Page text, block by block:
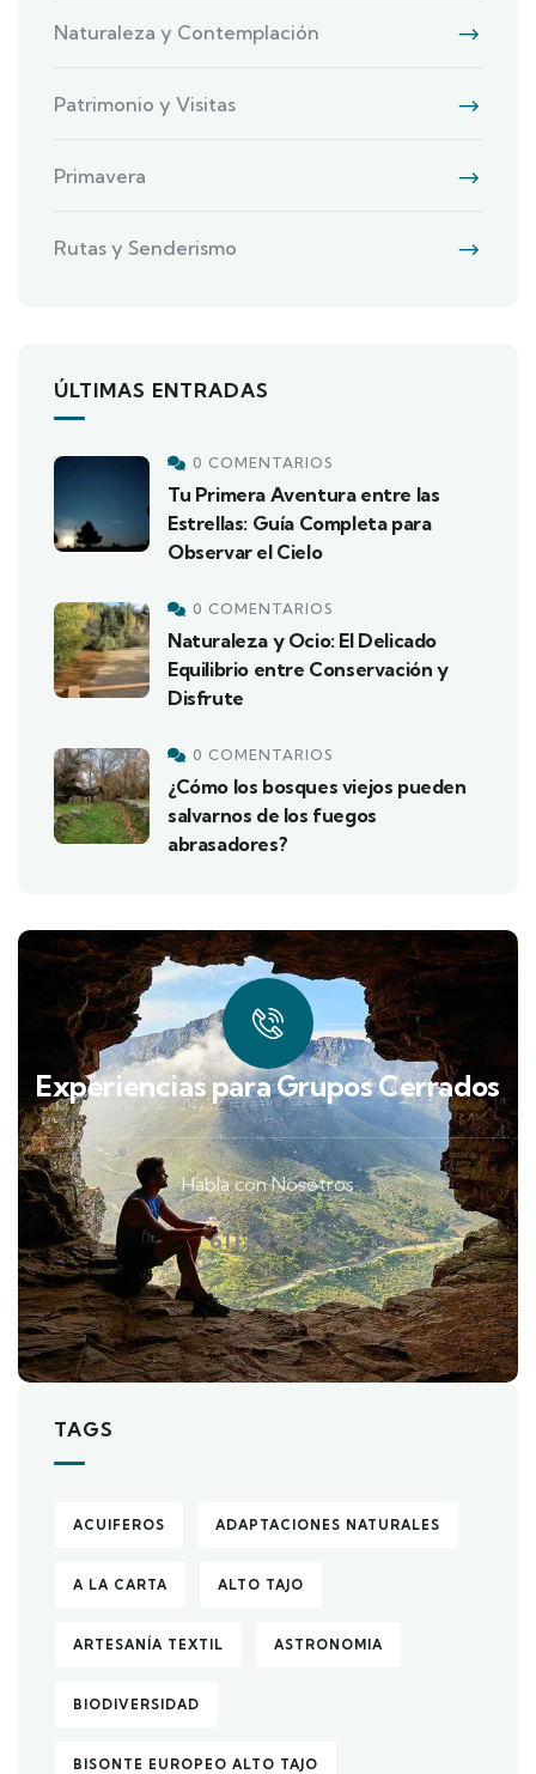
Naturaleza y Contemplación
Patrimonio y Visitas
Primavera
Rutas y Senderismo
ÚLTIMAS ENTRADAS
0 COMENTARIOS
Tu Primera Aventura entre las
Estrellas: Guía Completa para
Observar el Cielo
0 COMENTARIOS
Naturaleza y Ocio: El Delicado
Equilibrio entre Conservación y
Disfrute
0 COMENTARIOS
¿Cómo los bosques viejos pueden
salvarnos de los fuegos
abrasadores?
Experiencias para Grupos Cerrados
Habla con Nosotros
611 699 776
TAGS
ACUIFEROS ADAPTACIONES NATURALES
A LA CARTA ALTO TAJO
ARTESANÍA TEXTIL ASTRONOMIA
BIODIVERSIDAD
BISONTE EUROPEO ALTO TAJO